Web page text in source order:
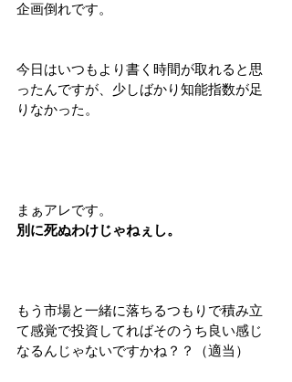
企画倒れです。
今日はいつもより書く時間が取れると思
ったんですが、少しばかり知能指数が足
りなかった。
まぁアレです。
別に死ぬわけじゃねぇし。
もう市場と一緒に落ちるつもりで積み立
て感覚で投資してればそのうち良い感じ
なるんじゃないですかね？？（適当）